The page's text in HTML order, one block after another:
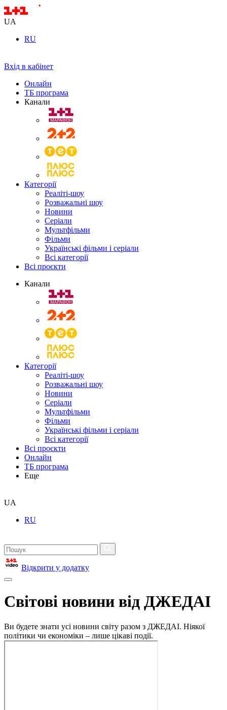
UA
RU
Вхід в кабінет
Онлайн
ТБ програма
Канали
Категорії
Реаліті-шоу
Розважальні шоу
Новини
Серіали
Мультфільми
Фільми
Українські фільми і серіали
Всі категорії
Всі проєкти
Канали
Категорії
Реаліті-шоу
Розважальні шоу
Новини
Серіали
Мультфільми
Фільми
Українські фільми і серіали
Всі категорії
Всі проєкти
Онлайн
ТБ програма
Еще
UA
RU
Відкрити у додатку
Світові новини від ДЖЕДАІ
Ви будете знати усі новини світу разом з ДЖЕДАІ. Ніякої
політики чи економіки – лише цікаві події.